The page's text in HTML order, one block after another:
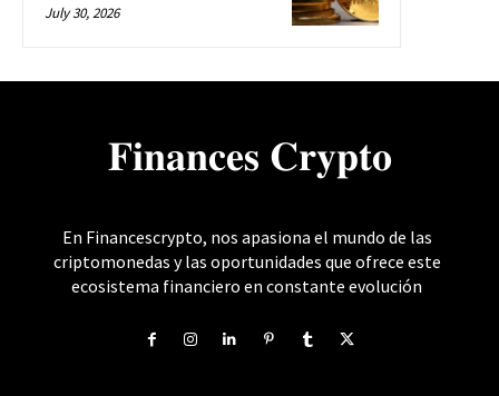
July 30, 2026
𝐅𝐢𝐧𝐚𝐧𝐜𝐞𝐬 𝐂𝐫𝐲𝐩𝐭𝐨
En Financescrypto, nos apasiona el mundo de las
criptomonedas y las oportunidades que ofrece este
ecosistema financiero en constante evolución